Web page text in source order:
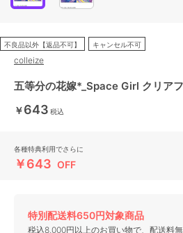
不良品以外【返品不可】 キャンセル不可
colleize
五等分の花嫁*_Space Girl クリア
￥643 税込
各種特典利用でさらに
￥643 OFF
特別配送料650円対象商品
税込8,000円以上のお買い物で、配送料